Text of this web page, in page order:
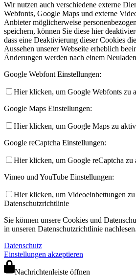
Wir nutzen auch verschiedene externe
Webfonts, Google Maps und externe
Anbieter möglicherweise
speichern, können Sie diese hier
dass eine Deaktivierung dieser Cookies
Aussehen unserer Webseite erheblich
Änderungen werden nach einem
Google Webfont Einstellungen:
Hier klicken, um Google Webfonts zu
Google Maps Einstellungen:
Hier klicken, um Google Maps zu
Google reCaptcha Einstellungen:
Hier klicken, um Google reCaptcha zu
Vimeo und YouTube Einstellungen:
Hier klicken, um Videoeinbettungen
Datenschutzrichtlinie
Sie können unsere Cookies und
in unseren Datenschutzrichtlinie nachlesen.
Datenschutz
Einstellungen akzeptieren
Nachrichtenleiste öffnen